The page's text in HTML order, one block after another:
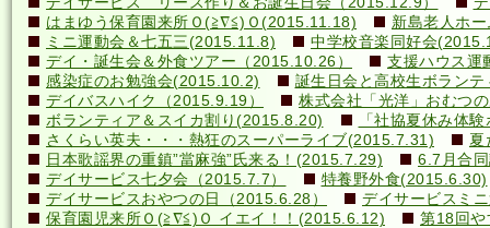
はまゆう保育園来所Ｏ(≧∇≦)Ｏ(2015.11.18)
新島老人ホ
ミニ運動会＆七五三(2015.11.8)
中学校音楽同好会
デイ・誕生会＆外食ツアー（2015.10.26）
支援ハウス運
感染症のお勉強会(2015.10.2)
誕生日会と高校生ボラン
デイバスハイク（2015.9.19）
株式会社「光洋」おむつ
ボランティア＆スイカ割り(2015.8.20)
「社協夏休み体
さくらい英夫・・・熱狂のスーパーライブ(2015.7.31)
夏
日本歌謡界の重鎮”當麻強”氏来る！(2015.7.29)
6.7月合
デイサービス七夕会（2015.7.7）
特養野外食(2015.6.30)
デイサービスおやつの日（2015.6.28）
デイサービスミ
保育園児来所Ｏ(≧∇≦)Ｏ イエイ！！(2015.6.12)
第18回